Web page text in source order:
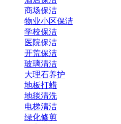
商场保洁
物业小区保洁
学校保洁
医院保洁
开荒保洁
玻璃清洁
大理石养护
地板打蜡
地毯清洗
电梯清洁
绿化修剪